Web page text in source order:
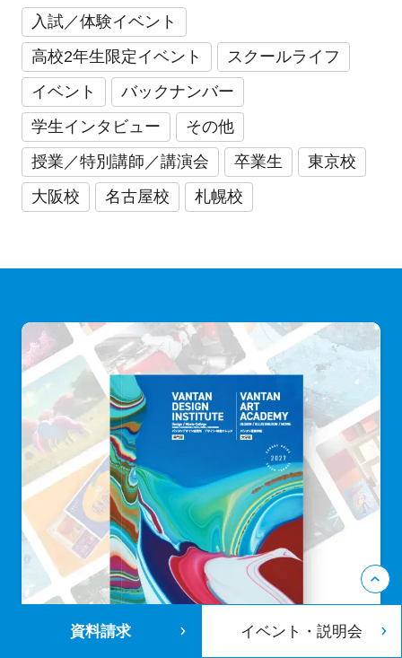
入試／体験イベント
高校2年生限定イベント
スクールライフ
イベント
バックナンバー
学生インタビュー
その他
授業／特別講師／講演会
卒業生
東京校
大阪校
名古屋校 札幌校
資料請求 イベント・説明会